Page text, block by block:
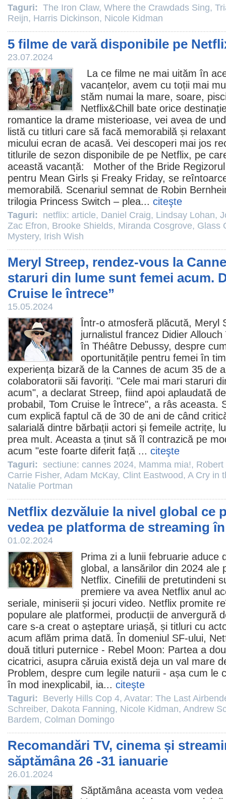
Taguri: The Iron Claw, Where the Crawdads Sing,
Reijn, Harris Dickinson, Nicole Kidman
5 filme de vară disponibile pe
23.07.2024
La ce filme ne mai uităm în
vacanțelor, avem cu toții mai
stăm numai la mare, soare,
Netflix&Chill bate orice
romantice la drame misterioase, vei avea de
listă cu titluri care să facă memorabilă și
micului ecran de acasă. Vei descoperi mai jos
titlurile de sezon disponibile de pe Netflix, pe
această vacanță: Mother of the Bride
pentru Mean Girls și Freaky Friday, se
memorabilă. Scenariul semnat de Robin
trilogia Princess Switch – plea... citeşte
Taguri: netflix: article, Daniel Craig, Lindsay Lohan,
Zac Efron, Brooke Shields, Miranda Cosgrove, Glass
Mystery, Irish Wish
Meryl Streep, rendez-vous la
staruri din lume sunt femei acum.
Cruise le întrece”
15.05.2024
Într-o atmosferă plăcută, Meryl
jurnalistul francez Didier
în Théâtre Debussy, despre
oportunitățile pentru femei în
experiența bizară de la Cannes de acum 35 de
colaboratorii săi favoriți. "Cele mai mari staruri
acum", a declarat Streep, fiind apoi aplaudată
probabil, Tom Cruise le întrece", a râs aceasta.
cum explică faptul că de 30 de ani de când
salarială dintre bărbații actori și femeile actrițe,
prea mult. Aceasta a ținut să îl contrazică pe
acum "este foarte diferit față ... citeşte
Taguri: sectiune: cannes 2024, Mamma mia!, Robert
Carrie Fisher, Adam McKay, Clint Eastwood, A Cry in
Natalie Portman
Netflix dezvăluie la nivel global ce
vedea pe platforma de streaming în
01.02.2024
Prima zi a lunii februarie aduce
global, a lansărilor din 2024 ale
Netflix. Cinefilii de pretutindeni
premiere va avea Netflix anul
seriale, miniserii și jocuri video. Netflix promite
populare ale platformei, producții de anvergură
care s-a creat o așteptare uriașă, și titluri cu
acum aflăm prima dată. În domeniul SF-ului,
două titluri puternice - Rebel Moon: Partea a
cicatrici, asupra căruia există deja un val mare
Problem, despre cum legile naturii - așa cum le
în mod inexplicabil, ia... citeşte
Taguri: Beverly Hills Cop 4, Avatar: The Last
Schreiber, Dakota Fanning, Nicole Kidman, Andrew
Bardem, Colman Domingo
Recomandări TV, cinema și
săptămâna 26 -31 ianuarie
26.01.2024
Săptămâna aceasta vom